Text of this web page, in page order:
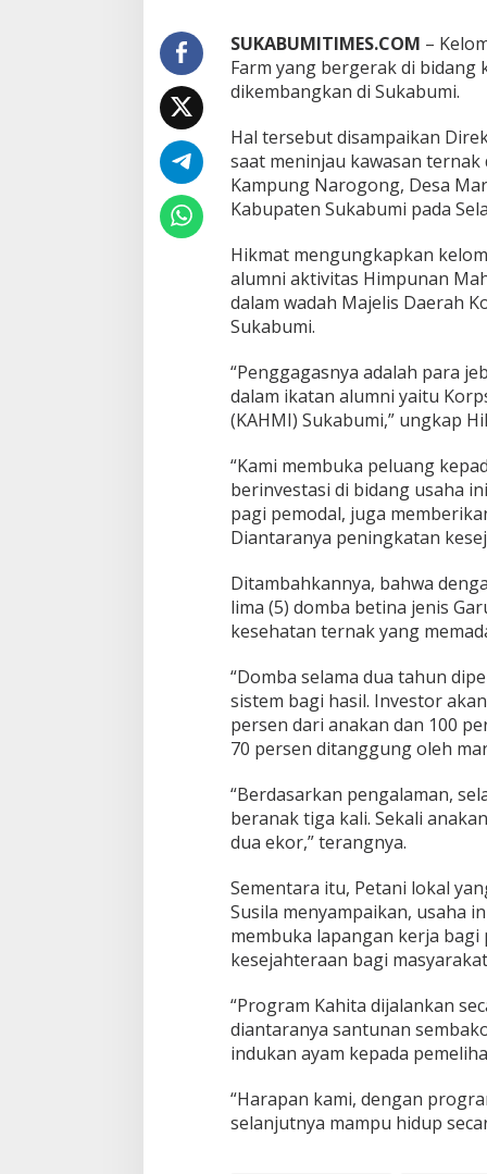
a
t
a
n
SUKABUMITIMES.COM –
Farm yang bergerak di
dikembangkan di Sukabumi.
Hal tersebut disampaikan
saat meninjau kawasan
Kampung Narogong, Desa
Kabupaten Sukabumi pada
Hikmat mengungkapkan
alumni aktivitas Himpunan
dalam wadah Majelis Daerah
Sukabumi.
“Penggagasnya adalah para
dalam ikatan alumni yaitu
(KAHMI) Sukabumi,” ungkap
“Kami membuka peluang
berinvestasi di bidang usaha
pagi pemodal, juga
Diantaranya peningkatan
Ditambahkannya, bahwa
lima (5) domba betina jenis
kesehatan ternak yang
“Domba selama dua tahun
sistem bagi hasil. Investor
persen dari anakan dan 100
70 persen ditanggung oleh
“Berdasarkan pengalaman,
beranak tiga kali. Sekali
dua ekor,” terangnya.
Sementara itu, Petani lokal
Susila menyampaikan, usaha
membuka lapangan kerja
kesejahteraan bagi
“Program Kahita dijalankan
diantaranya santunan
indukan ayam kepada
“Harapan kami, dengan
selanjutnya mampu hidup